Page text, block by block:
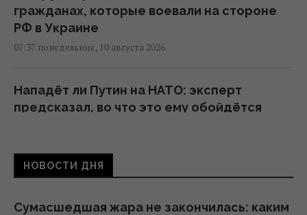
гражданах, которые воевали на стороне
РФ в Украине
07:37 понедельник, 10 августа 2026
Нападёт ли Путин на НАТО: эксперт
предсказал, во что это ему обойдётся
Турция возобновила транзит судов через
Bloomberg
НОВОСТИ ДНЯ
Сумасшедшая жара не закончилась: каким